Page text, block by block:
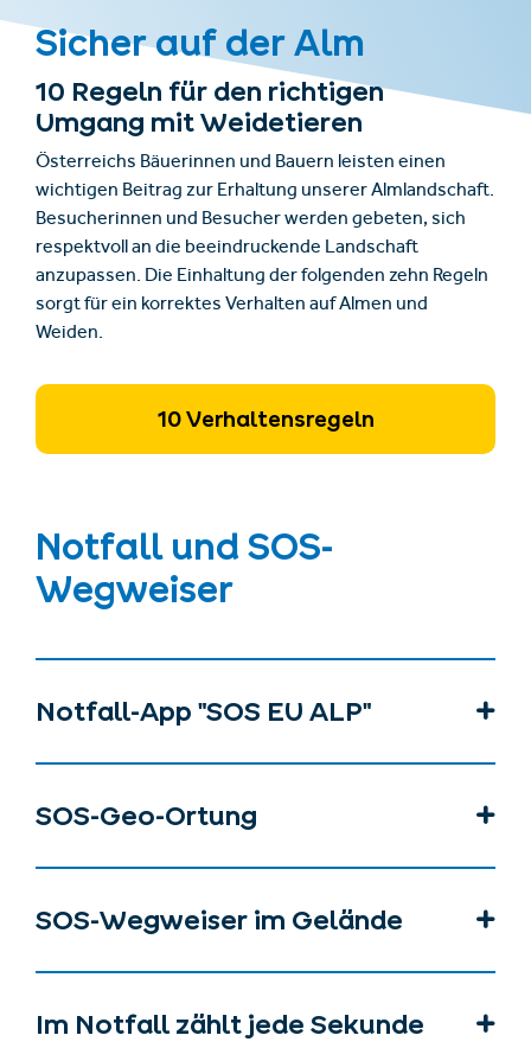
Sicher auf der Alm
10 Regeln für den richtigen
Umgang mit Weidetieren
Österreichs Bäuerinnen und Bauern leisten einen
wichtigen Beitrag zur Erhaltung unserer Almlandschaft.
Besucherinnen und Besucher werden gebeten, sich
respektvoll an die beeindruckende Landschaft
anzupassen. Die Einhaltung der folgenden zehn Regeln
sorgt für ein korrektes Verhalten auf Almen und
Weiden.
10 Verhaltensregeln
Notfall und SOS-
Wegweiser
Notfall-App "SOS EU ALP"
SOS-Geo-Ortung
SOS-Wegweiser im Gelände
Im Notfall zählt jede Sekunde